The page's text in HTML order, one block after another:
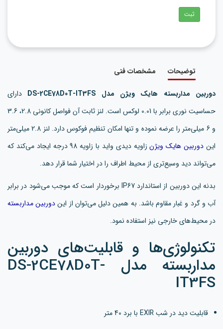
ثبت
توضیحات مشخصات فنی
دوربین مداربسته هایک ویژن مدل DS-2CE78D0T-IT3FS
دارای
حساسیت نوری برابر با 0.01 لوکس است. لنز ثابت آن فواصل کانونی 2.8، 3.6
و 6 میلی‌متر را عرضه نموده و تنها امکان تنظیم فوکوس دارد. لنز 2.8 میلی‌متر
این دوربین هایک ویژن
زاویه دیدی واید با زاویه 98 درجه ایجاد می‌کند که
می‌تواند دید وسیع‌تری از محیط اطراف را در اختیار شما قرار دهد.
بدنه این دوربین از استاندارد IP67 برخوردار است که موجب می‌شود در برابر
آب و گرد و غبار مقاوم باشد. به همین دلیل می‌توان از ایندوربین مداربسته
در محیط‌های خارجی نیز استفاده نمود.
تکنولوژی‌ها و قابلیت‌های دوربین
مداربسته مدل DS-2CE78D0T-
IT3FS
قابلیت دید در شب EXIR با برد 40 متر